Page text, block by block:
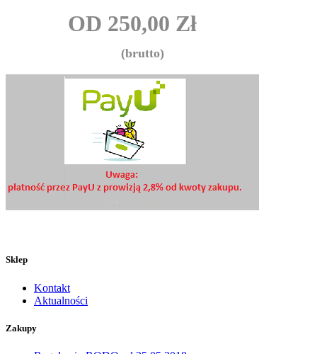
OD 250,00 Zł
(brutto)
Sklep
Kontakt
Aktualności
Zakupy